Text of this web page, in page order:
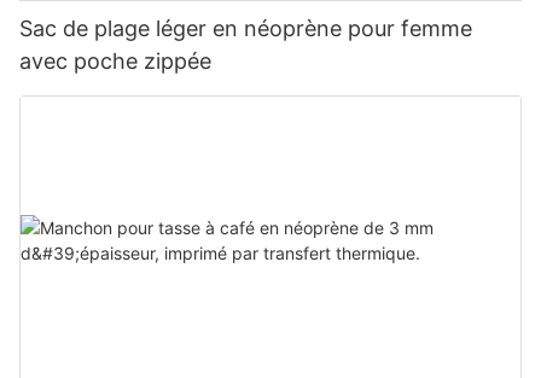
Sac de plage léger en néoprène pour femme
avec poche zippée